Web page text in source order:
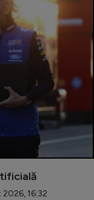
16:32